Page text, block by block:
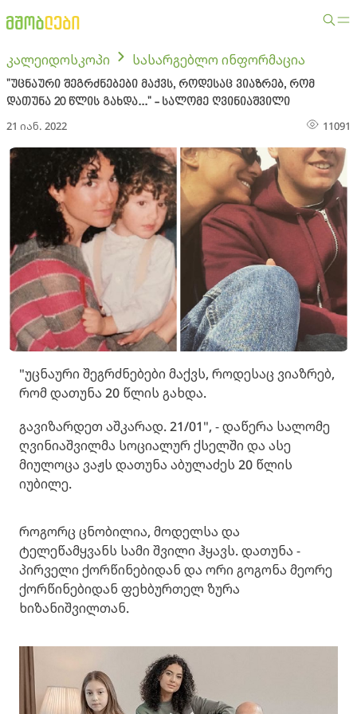
კალეიდოსკოპი სასარგებლო ინფორმაცია
"უცნაური შეგრძნებები მაქვს, როდესაც ვიაზრებ, რომ
დათუნა 20 წლის გახდა..." - სალომე ღვინიაშვილი
21 იან. 2022 11091
"უცნაური შეგრძნებები მაქვს, როდესაც ვიაზრებ,
რომ დათუნა 20 წლის გახდა.
გავიზარდეთ აშკარად. 21/01", - დაწერა სალომე
ღვინიაშვილმა სოციალურ ქსელში და ასე
მიულოცა ვაჟს დათუნა აბულაძეს 20 წლის
იუბილე.
როგორც ცნობილია, მოდელსა და
ტელეწამყვანს სამი შვილი ჰყავს. დათუნა -
პირველი ქორწინებიდან და ორი გოგონა მეორე
ქორწინებიდან ფეხბურთელ ზურა
ხიზანიშვილთან.